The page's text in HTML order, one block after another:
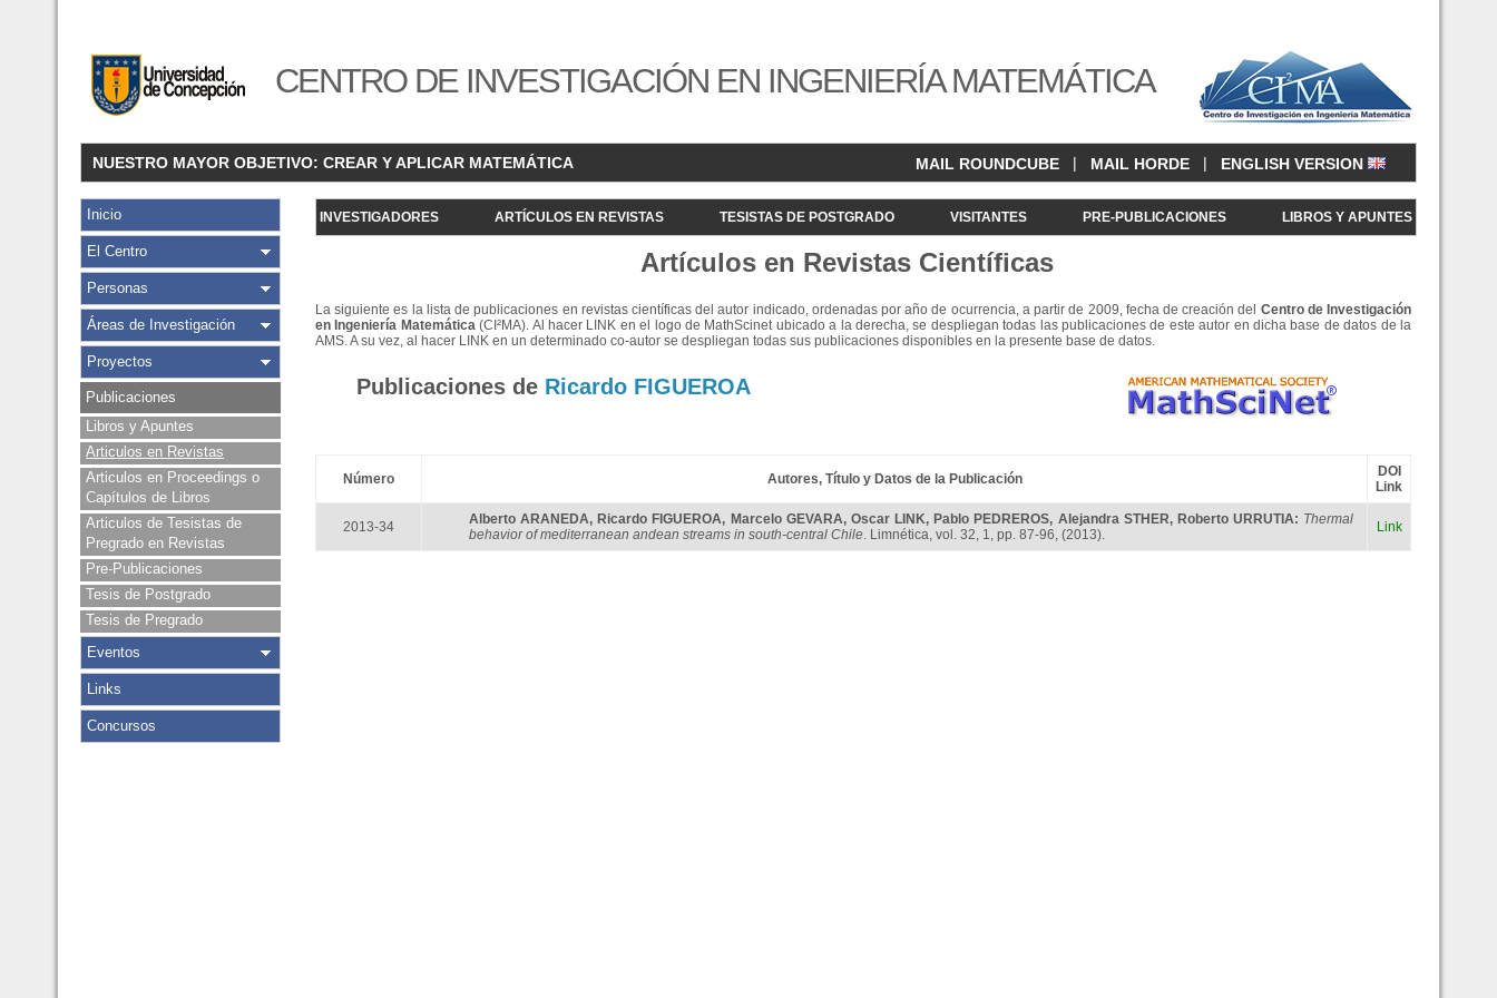
CENTRO DE INVESTIGACIÓN EN INGENIERÍA MATEMÁTICA
NUESTRO MAYOR OBJETIVO: CREAR Y APLICAR MATEMÁTICA MAIL ROUNDCUBE | MAIL HORDE | ENGLISH VERSION
Inicio
El Centro
Personas
Áreas de Investigación
Proyectos
Publicaciones
Libros y Apuntes
Articulos en Revistas
Articulos en Proceedings o
Capítulos de Libros
Articulos de Tesistas de
Pregrado en Revistas
Pre-Publicaciones
Tesis de Postgrado
Tesis de Pregrado
Eventos
Links
Concursos
INVESTIGADORES ARTÍCULOS EN REVISTAS TESISTAS DE POSTGRADO VISITANTES PRE-PUBLICACIONES LIBROS Y APUNTES
Artículos en Revistas Científicas
La siguiente es la lista de publicaciones en revistas científicas del autor indicado, ordenadas por año de ocurrencia, a partir de 2009, fecha de creación del Centro de Investigación
en Ingeniería Matemática(CI²MA). Al hacer LINK en el logo de MathScinet ubicado a la derecha, se despliegan todas las publicaciones de este autor en dicha base de datos de la
AMS. A su vez, al hacer LINK en un determinado co-autor se despliegan todas sus publicaciones disponibles en la presente base de datos.
Publicaciones de Ricardo FIGUEROA
Número Autores, Título y Datos de la Publicación
DOI
Link
2013-34 Alberto ARANEDA, Ricardo FIGUEROA, Marcelo GEVARA, Oscar LINK, Pablo PEDREROS, Alejandra STHER, Roberto URRUTIA: Thermal
behavior of mediterranean andean streams in south-central Chile. Limnética, vol. 32, 1, pp. 87-96, (2013). Link